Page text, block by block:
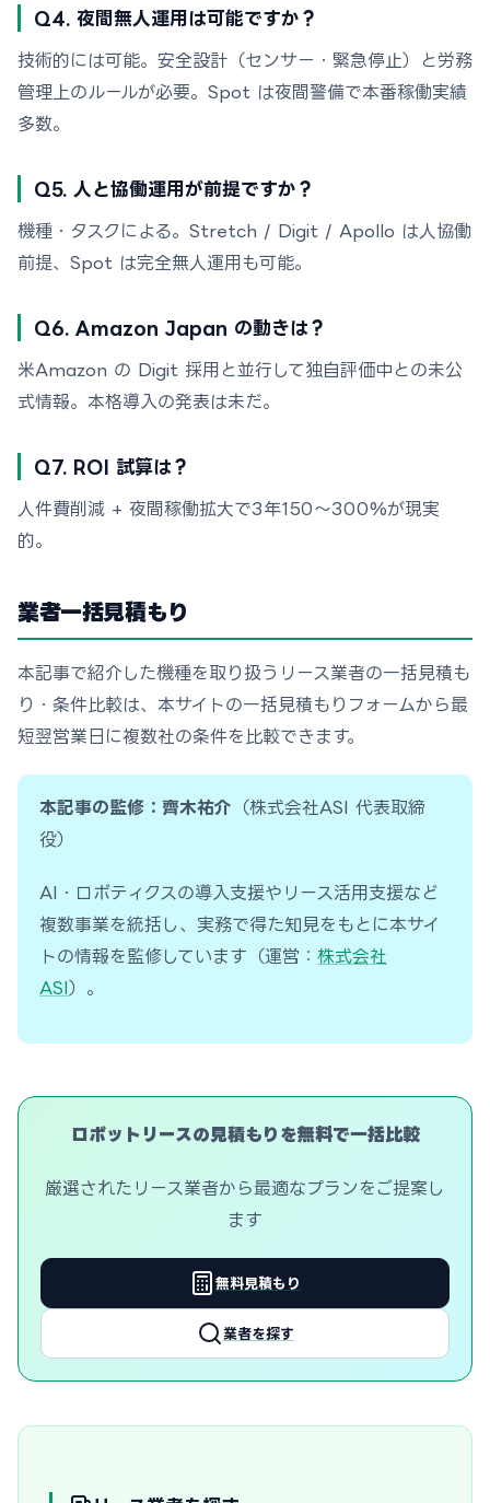
Q4. 夜間無人運用は可能ですか？
技術的には可能。安全設計（センサー・緊急停止）と労務
管理上のルールが必要。Spot は夜間警備で本番稼働実績
多数。
Q5. 人と協働運用が前提ですか？
機種・タスクによる。Stretch / Digit / Apollo は人協働
前提、Spot は完全無人運用も可能。
Q6. Amazon Japan の動きは？
米Amazon の Digit 採用と並行して独自評価中との未公
式情報。本格導入の発表は未だ。
Q7. ROI 試算は？
人件費削減 + 夜間稼働拡大で3年150〜300%が現実
的。
業者一括見積もり
本記事で紹介した機種を取り扱うリース業者の一括見積も
り・条件比較は、本サイトの一括見積もりフォームから最
短翌営業日に複数社の条件を比較できます。
本記事の監修：齊木祐介 （株式会社ASI 代表取締
役）
AI・ロボティクスの導入支援やリース活用支援など
複数事業を統括し、実務で得た知見をもとに本サイ
トの情報を監修しています（運営： 株式会社
ASI）。
ロボットリースの見積もりを無料で一括比較
厳選されたリース業者から最適なプランをご提案し
ます
無料見積もり
業者を探す